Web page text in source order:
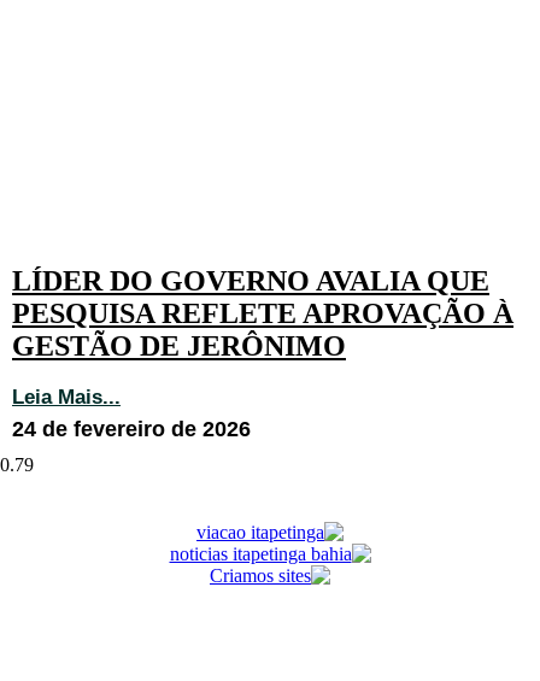
LÍDER DO GOVERNO AVALIA QUE
PESQUISA REFLETE APROVAÇÃO À
GESTÃO DE JERÔNIMO
Leia Mais...
24 de fevereiro de 2026